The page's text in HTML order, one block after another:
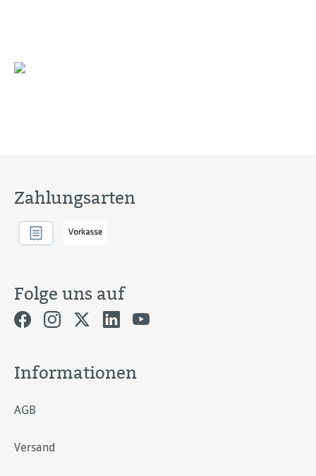
Zahlungsarten
Folge uns auf
Informationen
AGB
Versand